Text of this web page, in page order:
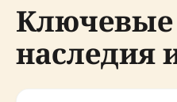
наследия